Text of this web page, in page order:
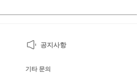
공지사항
기타 문의